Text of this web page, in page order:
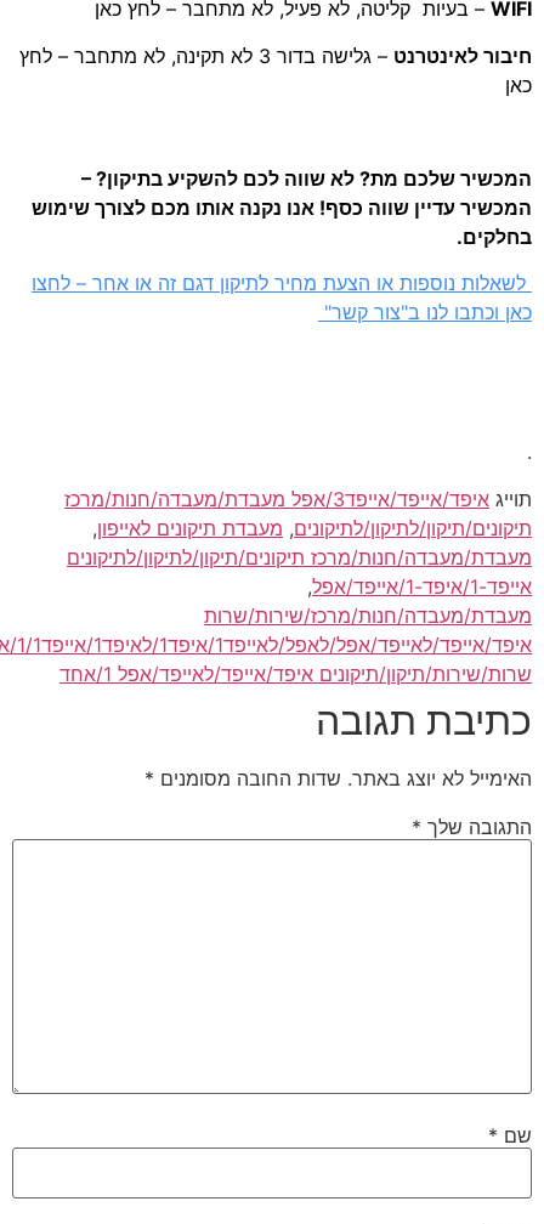
– בעיות קליטה, לא פעיל, לא מתחבר – לחץ כאן
לאינטרנט
– גלישה בדור 3 לא תקינה, לא מתחבר – לחץ
שלכם מת? לא שווה לכם להשקיע בתיקון? –
עדיין שווה כסף! אנו נקנה אותו מכם לצורך שימוש
נוספות או הצעת מחיר לתיקון דגם זה או אחר – לחצו
וכתבו לנו ב"צור קשר"
איפד/אייפד/אייפד3/אפל מעבדת/מעבדה/חנות/מרכז
תיקון/לתיקון/לתיקונים,מעבדת תיקונים לאייפון,
מעבדה/חנות/מרכז תיקונים/תיקון/לתיקון/לתיקונים
1/אייפד/אפל
,
מעבדה/חנות/מרכז/שירות/שרות
אייפד/לאייפד/אפל/לאפל/לאייפד1/איפד1/לאיפד1/אייפד1/1/אחד
,
שירות/תיקון/תיקונים איפד/אייפד/לאייפד/אפל 1/אחד
תגובה
לא יוצג באתר. שדות החובה מסומנים*
שלך*
*